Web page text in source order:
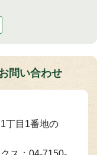
問い合わせ
丁目1番地の